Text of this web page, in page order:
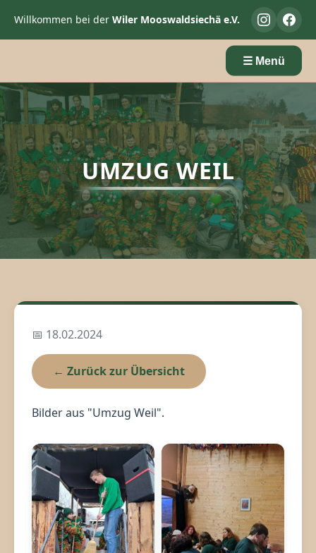
Willkommen bei der Wiler Mooswaldsiechä e.V.
☰ Menü
UMZUG WEIL
📅 18.02.2024
← Zurück zur Übersicht
Bilder aus "Umzug Weil".